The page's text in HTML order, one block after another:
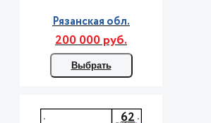
Рязанская обл.
200 000 руб.
Выбрать
62